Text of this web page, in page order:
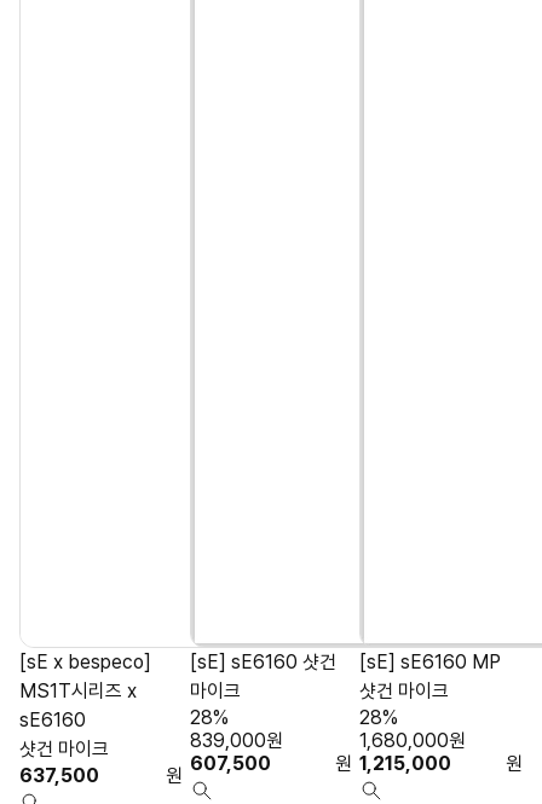
[sE x bespeco]
MS1T시리즈 x
sE6160
샷건 마이크
637,500
원
[sE] sE6160 샷건
마이크
607,500 원
839,000원
28%
[sE] sE6160 MP
샷건 마이크
1,215,000 원
1,680,000원
28%